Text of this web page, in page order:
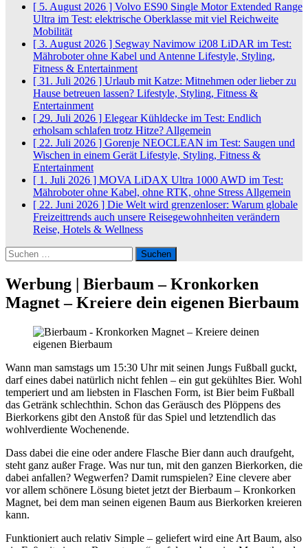
[ 5. August 2026 ] Volvo ES90 Single Motor Extended Range
Ultra im Test: elektrische Oberklasse mit viel Reichweite
Mobilität
[ 3. August 2026 ] Segway Navimow i208 LiDAR im Test:
Mähroboter ohne Kabel und Antenne Lifestyle, Styling,
Fitness & Entertainment
[ 31. Juli 2026 ] Urlaub mit Katze: Mitnehmen oder lieber zu
Hause betreuen lassen? Lifestyle, Styling, Fitness &
Entertainment
[ 29. Juli 2026 ] Elegear Kühldecke im Test: Endlich
erholsam schlafen trotz Hitze? Allgemein
[ 22. Juli 2026 ] Gorenje NEOCLEAN im Test: Saugen und
Wischen in einem Gerät Lifestyle, Styling, Fitness &
Entertainment
[ 1. Juli 2026 ] MOVA LiDAX Ultra 1000 AWD im Test:
Mähroboter ohne Kabel, ohne RTK, ohne Stress Allgemein
[ 22. Juni 2026 ] Die Welt wird grenzenloser: Warum globale
Freizeittrends auch unsere Reisegewohnheiten verändern
Reise, Hotels & Wellness
Suchen
nach:
Werbung | Bierbaum – Kronkorken
Magnet – Kreiere dein eigenen Bierbaum
Wann man samstags um 15:30 Uhr mit seinen Jungs Fußball guckt,
darf eines dabei natürlich nicht fehlen – ein gut gekühltes Bier. Wohl
temperiert und am liebsten in Flaschen Form, ist Bier beim Fußball
das Getränk schlechthin. Schon das Geräusch des Plöppens des
Bierkorkens gibt den Anstoß für das Spiel und letztendlich das
wohlverdiente Wochenende.
Dass dabei die eine oder andere Flasche Bier dann auch draufgeht,
steht ganz außer Frage. Was nur tun, mit den ganzen Bierkorken, die
dabei anfallen? Wegwerfen? Damit rumspielen? Eine clevere aber
vor allem schönere Lösung bietet jetzt der Bierbaum – Kronkorken
Magnet, bei dem man seinen eigenen Baum aus Bierkorken kreieren
kann.
Funktioniert auch relativ Simple – geliefert wird eine Art Baum, also